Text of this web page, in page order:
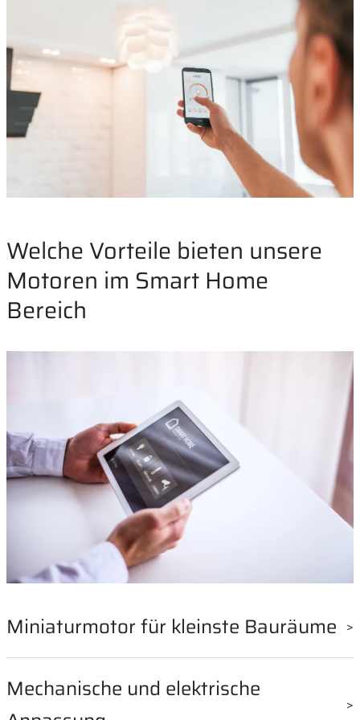
Welche Vorteile bieten unsere
Motoren im Smart Home
Bereich
Miniaturmotor für kleinste Bauräume
Die Vorteile von unseren Antrieben im Smart Home und
der Gebäudetechnik sind vielfältig. Ein wesentlicher Aspekt
Mechanische und elektrische